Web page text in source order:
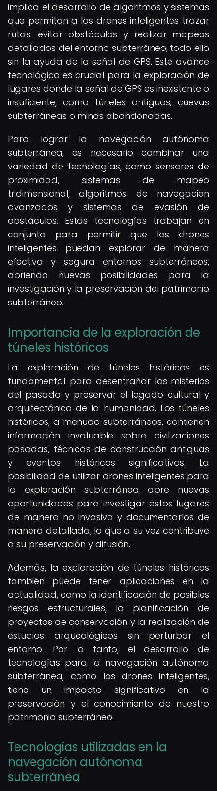
implica el desarrollo de algoritmos y sistemas
que permitan a los drones inteligentes trazar
rutas, evitar obstáculos y realizar mapeos
detallados del entorno subterráneo, todo ello
sin la ayuda de la señal de GPS. Este avance
tecnológico es crucial para la exploración de
lugares donde la señal de GPS es inexistente o
insuficiente, como túneles antiguos, cuevas
subterráneas o minas abandonadas.
Para lograr la navegación autónoma
subterránea, es necesario combinar una
variedad de tecnologías, como sensores de
proximidad, sistemas de mapeo
tridimensional, algoritmos de navegación
avanzados y sistemas de evasión de
obstáculos. Estas tecnologías trabajan en
conjunto para permitir que los drones
inteligentes puedan explorar de manera
efectiva y segura entornos subterráneos,
abriendo nuevas posibilidades para la
investigación y la preservación del patrimonio
subterráneo.
Importancia de la exploración de
túneles históricos
La exploración de túneles históricos es
fundamental para desentrañar los misterios
del pasado y preservar el legado cultural y
arquitectónico de la humanidad. Los túneles
históricos, a menudo subterráneos, contienen
información invaluable sobre civilizaciones
pasadas, técnicas de construcción antiguas
y eventos históricos significativos. La
posibilidad de utilizar drones inteligentes para
la exploración subterránea abre nuevas
oportunidades para investigar estos lugares
de manera no invasiva y documentarlos de
manera detallada, lo que a su vez contribuye
a su preservación y difusión.
Además, la exploración de túneles históricos
también puede tener aplicaciones en la
actualidad, como la identificación de posibles
riesgos estructurales, la planificación de
proyectos de conservación y la realización de
estudios arqueológicos sin perturbar el
entorno. Por lo tanto, el desarrollo de
tecnologías para la navegación autónoma
subterránea, como los drones inteligentes,
tiene un impacto significativo en la
preservación y el conocimiento de nuestro
patrimonio subterráneo.
Tecnologías utilizadas en la
navegación autónoma
subterránea